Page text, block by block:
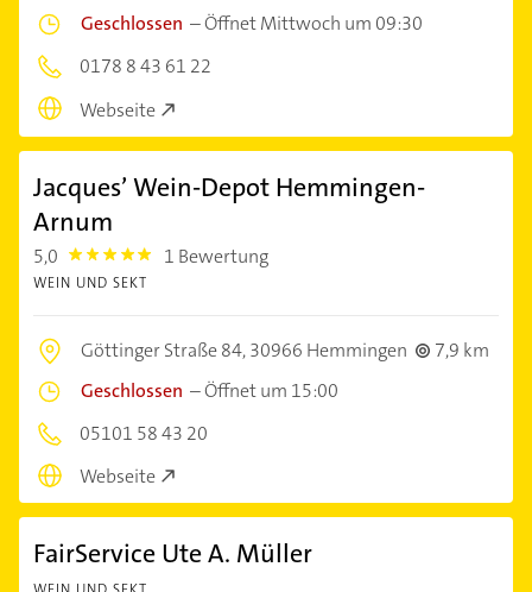
Geschlossen –Öffnet Mittwoch um 09:30
0178 8 43 61 22
Webseite
Jacques’ Wein-Depot Hemmingen-
Arnum
5,0 5.0 1 Bewertung
WEIN UND SEKT
Göttinger Straße 84,30966 Hemmingen
7,9 km
Geschlossen –Öffnet um 15:00
05101 58 43 20
Webseite
FairService Ute A. Müller